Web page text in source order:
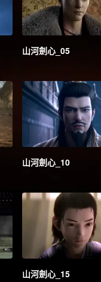
山河劍心_05
山河劍心_10
山河劍心_15